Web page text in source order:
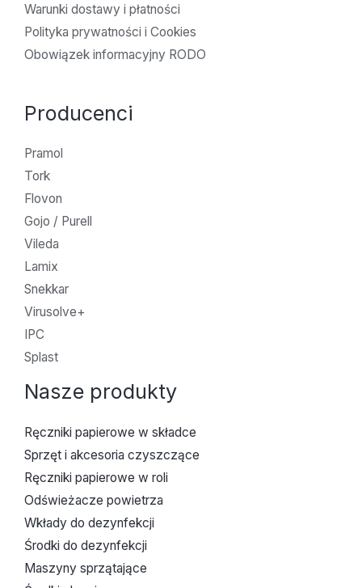
Warunki dostawy i płatności
Polityka prywatności i Cookies
Obowiązek informacyjny RODO
Producenci
Pramol
Tork
Flovon
Gojo / Purell
Vileda
Lamix
Snekkar
Virusolve+
IPC
Splast
Nasze produkty
Ręczniki papierowe w składce
Sprzęt i akcesoria czyszczące
Ręczniki papierowe w roli
Odświeżacze powietrza
Wkłady do dezynfekcji
Środki do dezynfekcji
Maszyny sprzątające